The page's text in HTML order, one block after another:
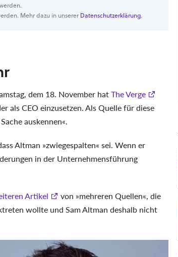
Mehr dazu in unsererDatenschutzerklärung.
dem 18. November hatThe Verge
als CEO einzusetzen. Als Quelle für diese
auskennen«.
Altman »zwiegespalten« sei. Wenn er
in der Unternehmensführung
Artikel
von »mehreren Quellen«, die
wollte und Sam Altman deshalb nicht